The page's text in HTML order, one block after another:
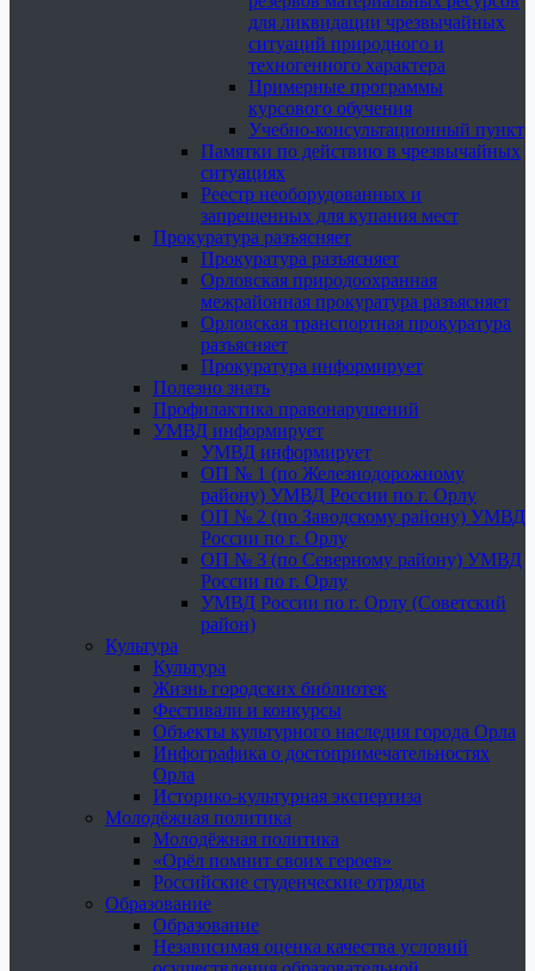
для ликвидации чрезвычайных
ситуаций природного и
техногенного характера
Примерные программы
курсового обучения
Учебно-консультационный пункт
Памятки по действию в чрезвычайных
ситуациях
Реестр необорудованных и
запрещенных для купания мест
Прокуратура разъясняет
Прокуратура разъясняет
Орловская природоохранная
межрайонная прокуратура разъясняет
Орловская транспортная прокуратура
разъясняет
Прокуратура информирует
Полезно знать
Профилактика правонарушений
УМВД информирует
УМВД информирует
ОП № 1 (по Железнодорожному
району) УМВД России по г. Орлу
ОП № 2 (по Заводскому району) УМВД
России по г. Орлу
ОП № 3 (по Северному району) УМВД
России по г. Орлу
УМВД России по г. Орлу (Советский
район)
Культура
Культура
Жизнь городских библиотек
Фестивали и конкурсы
Объекты культурного наследия города Орла
Инфографика о достопримечательностях
Орла
Историко-культурная экспертиза
Молодёжная политика
Молодёжная политика
«Орёл помнит своих героев»
Российские студенческие отряды
Образование
Образование
Независимая оценка качества условий